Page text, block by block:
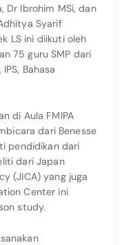
Dr Ibrohim MSi, dan
Syarif
LS ini diikuti oleh
75 guru SMP dari
Bahasa
di Aula FMIPA
dari Benesse
pendidikan dari
dari Japan
(JICA) yang juga
Center ini
study.